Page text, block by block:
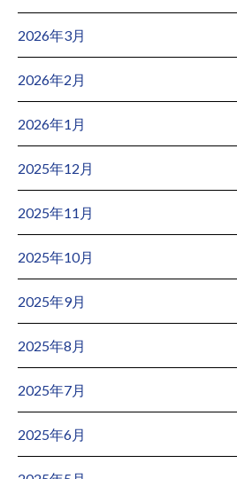
2026年3月
2026年2月
2026年1月
2025年12月
2025年11月
2025年10月
2025年9月
2025年8月
2025年7月
2025年6月